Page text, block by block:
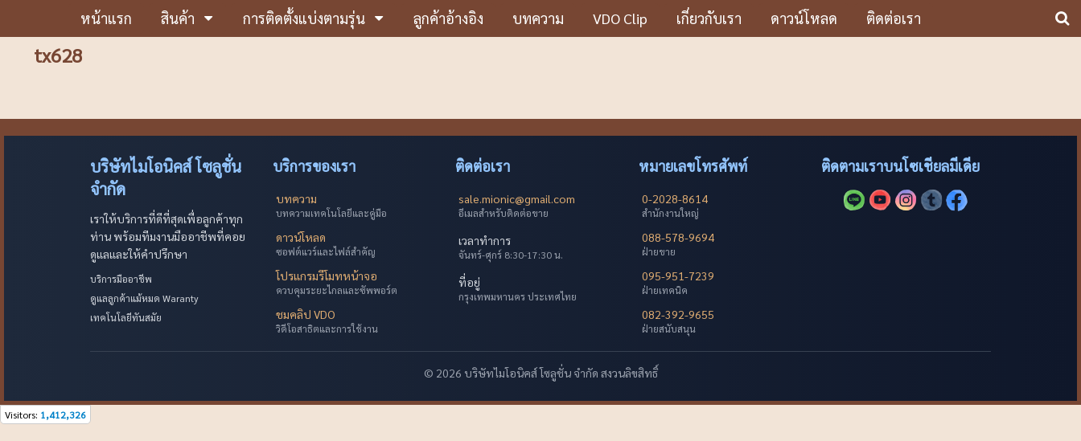
หน้าแรก สินค้า การติดตั้งแบ่งตามรุ่น ลูกค้าอ้างอิง บทความ VDO Clip เกี่ยวกับเรา ดาวน์โหลด ติดต่อเรา
tx628
บริษัทไมโอนิคส์ โซลูชั่น
จำกัด
เราให้บริการที่ดีที่สุดเพื่อลูกค้าทุก
ท่าน พร้อมทีมงานมืออาชีพที่คอย
ดูแลและให้คำปรึกษา
บริการมืออาชีพ
ดูแลลูกค้าแม้หมด Waranty
เทคโนโลยีทันสมัย
บริการของเรา
บทความ
บทความเทคโนโลยีและคู่มือ
ดาวน์โหลด
ซอฟต์แวร์และไฟล์สำคัญ
โปรแกรมรีโมทหน้าจอ
ควบคุมระยะไกลและซัพพอร์ต
ชมคลิป VDO
วิดีโอสาธิตและการใช้งาน
ติดต่อเรา
sale.mionic@gmail.com
อีเมลสำหรับติดต่อขาย
เวลาทำการ
จันทร์-ศุกร์ 8:30-17:30 น.
ที่อยู่
กรุงเทพมหานคร ประเทศไทย
หมายเลขโทรศัพท์
0-2028-8614
สำนักงานใหญ่
088-578-9694
ฝ่ายขาย
095-951-7239
ฝ่ายเทคนิค
082-392-9655
ฝ่ายสนับสนุน
ติดตามเราบนโซเชียลมีเดีย
© 2026 บริษัทไมโอนิคส์ โซลูชั่น จำกัด สงวนลิขสิทธิ์
Visitors: 1,412,326